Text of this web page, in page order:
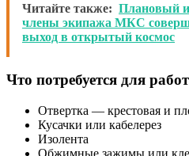
Читайте также: Плановый
члены экипажа МКС
выход в открытый космос
Что потребуется для
Отвертка — крестовая и
Кусачки или кабелерез
Изолента